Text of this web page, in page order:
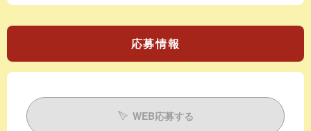
応募情報
WEB応募する